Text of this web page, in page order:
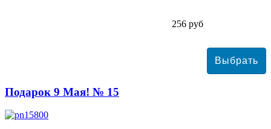
256 руб
Подарок 9 Мая! № 15